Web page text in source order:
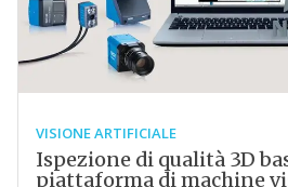
VISIONE ARTIFICIALE
Ispezione di qualità 3D
piattaforma di machine